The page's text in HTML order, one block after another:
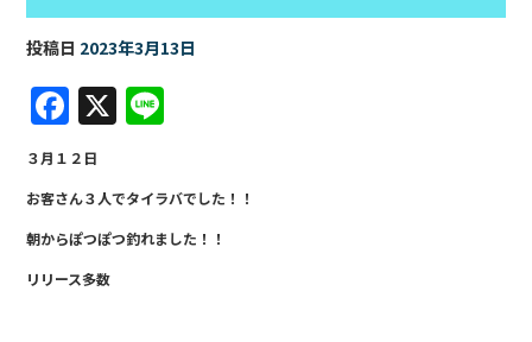
投稿日 2023年3月13日
F
a
c
e
b
o
X
e
３月１２日
お客さん３人でタイラバでした！！
朝からぽつぽつ釣れました！！
リリース多数